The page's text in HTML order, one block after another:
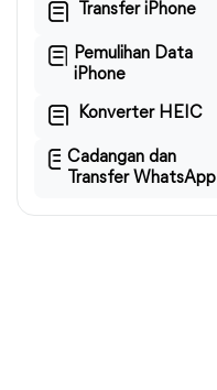
Transfer iPhone
Pemulihan Data
iPhone
Konverter HEIC
Cadangan dan
Transfer WhatsApp